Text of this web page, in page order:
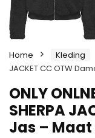
Home Kleding
JACKET CC OTW
ONLY
SHERPA
Jas – Maat